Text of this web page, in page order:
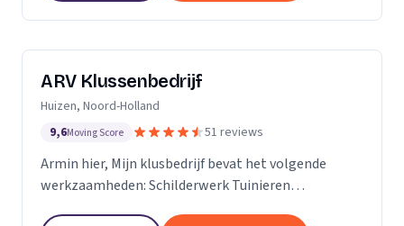
ARV Klussenbedrijf
Huizen, Noord-Holland
9,6Moving Score 51 reviews
Armin hier, Mijn klusbedrijf bevat het volgende
werkzaamheden: Schilderwerk Tuinieren